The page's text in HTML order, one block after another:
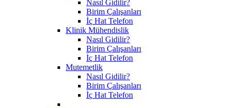
Nasıl Gidilir?
Birim Çalışanları
İç Hat Telefon
Klinik Mühendislik
Nasıl Gidilir?
Birim Çalışanları
İç Hat Telefon
Mutemetlik
Nasıl Gidilir?
Birim Çalışanları
İç Hat Telefon